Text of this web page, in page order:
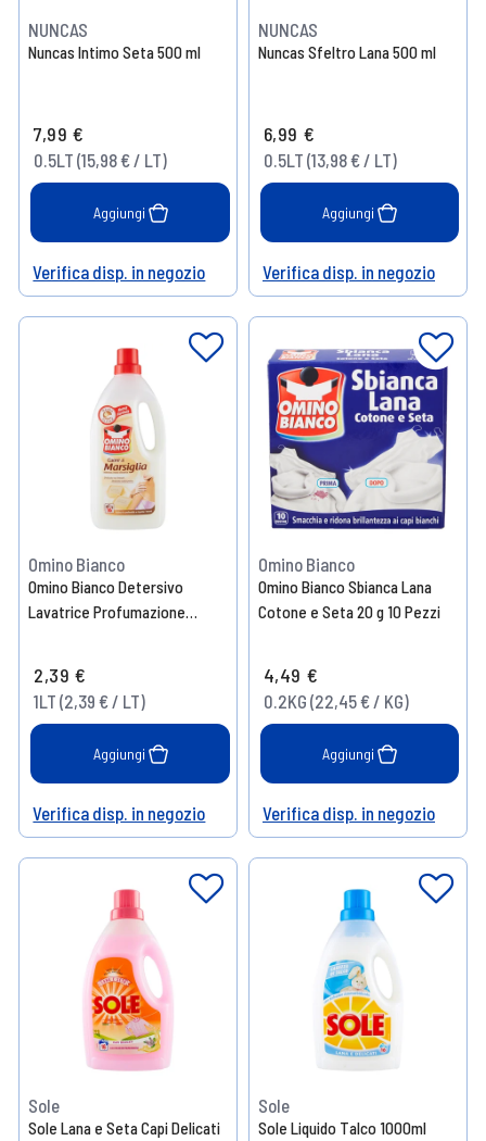
NUNCAS
Nuncas Intimo Seta 500 ml
7,99 €
0.5LT (15,98 € / LT)
Aggiungi
Help
Verifica disp. in negozio
NUNCAS
Nuncas Sfeltro Lana 500 ml
6,99 €
0.5LT (13,98 € / LT)
Aggiungi
Help
Verifica disp. in negozio
Omino Bianco
Omino Bianco Detersivo
Lavatrice Profumazione
2,39 €
1LT (2,39 € / LT)
Aggiungi
Help
Verifica disp. in negozio
Omino Bianco
Omino Bianco Sbianca Lana
Cotone e Seta 20 g 10 Pezzi
4,49 €
0.2KG (22,45 € / KG)
Aggiungi
Help
Verifica disp. in negozio
Sole
Sole Lana e Seta Capi Delicati
Sole
Sole Liquido Talco 1000ml